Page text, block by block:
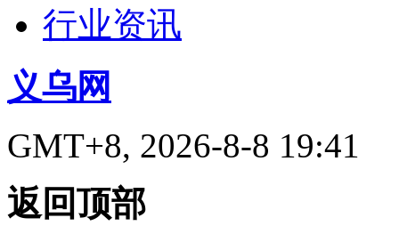
行业资讯
义乌网
GMT+8, 2026-8-8 19:41
返回顶部